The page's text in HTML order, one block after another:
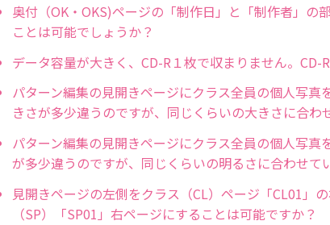
奥付（OK・OKS)ページの「制作日」と「制作者」の
ことは可能でしょうか？
データ容量が大きく、CD-R１枚で収まりません。CD-
パターン編集の見開きページにクラス全員の個人写真
きさが多少違うのですが、同じくらいの大きさに合わ
パターン編集の見開きページにクラス全員の個人写真
が多少違うのですが、同じくらいの明るさに合わせて
見開きページの左側をクラス（CL）ページ「CL01」
（SP）「SP01」右ページにすることは可能ですか？